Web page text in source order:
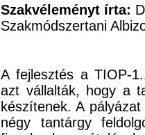
Szakvéleményt írta:
Szakmódszertani
A fejlesztés a TIOP-
azt vállalták, hogy a
készítenek. A
négy tantárgy